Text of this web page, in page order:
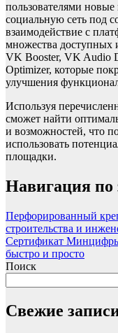
пользователями
социальную сеть под
взаимодействие с
множества доступных
VK Booster, VK Audio
Optimizer, которые
улучшения
Используя
сможет найти
и возможностей, что
использовать
площадки.
Навигация по
Перфорированный
строительства и
Сертификат
быстро и просто
Поиск
Свежие